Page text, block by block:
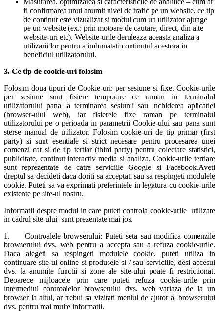
fi confirmarea unui anumit nivel de trafic pe un website, ce tip
de continut este vizualizat si modul cum un utilizator ajunge
pe un website (ex.: prin motoare de cautare, direct, din alte
website-uri etc). Website-urile deruleaza aceasta analiza a
utilizarii lor pentru a imbunatati continutul acestora in
beneficiul utilizatorului.
3. Ce tip de cookie-uri folosim
Folosim doua tipuri de Cookie-uri: per sesiune si fixe. Cookie-urile
per sesiune sunt fisiere temporare ce raman in terminalul
utilizatorului pana la terminarea sesiunii sau inchiderea aplicatiei
(browser-ului web), iar fisierele fixe raman pe terminalul
utilizatorului pe o perioada in parametrii Cookie-ului sau pana sunt
sterse manual de utilizator. Folosim cookie-uri de tip primar (first
party) si sunt esentiale si strict necesare pentru procesarea unei
comenzi cat si de tip tertiar (third party) pentru colectare statistici,
publicitate, continut interactiv media si analiza. Cookie-urile tertiare
sunt reprezentate de catre serviciile Google si Facebook.Aveti
dreptul sa decideti daca doriti sa acceptati sau sa respingeti modulele
cookie. Puteti sa va exprimati preferintele in legatura cu cookie-urile
existente pe site-ul nostru.
Informatii despre modul in care puteti controla cookie-urile utilizate
in cadrul site-ului sunt prezentate mai jos.
1. Controalele browserului: Puteti seta sau modifica comenzile
browserului dvs. web pentru a accepta sau a refuza cookie-urile.
Daca alegeti sa respingeti modulele cookie, puteti utiliza in
continuare site-ul online si produsele si / sau serviciile, desi accesul
dvs. la anumite functii si zone ale site-ului poate fi restrictionat.
Deoarece mijloacele prin care puteti refuza cookie-urile prin
intermediul controalelor browserului dvs. web variaza de la un
browser la altul, ar trebui sa vizitati meniul de ajutor al browserului
dvs. pentru mai multe informatii.